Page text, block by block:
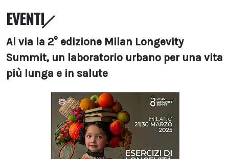
EVENTI
Al via la 2° edizione Milan Longevity
Summit, un laboratorio urbano per una vita
più lunga e in salute